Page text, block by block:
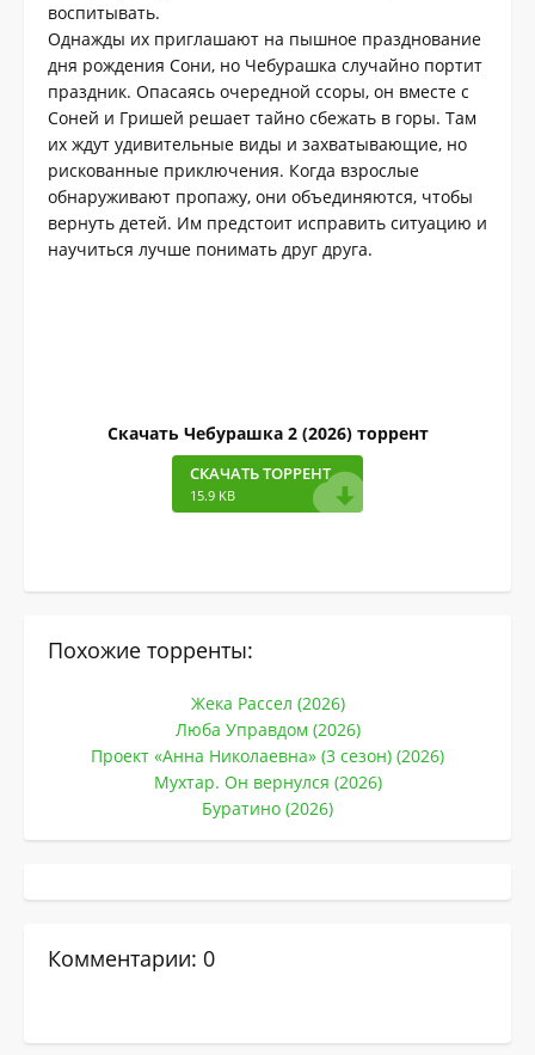
воспитывать.
Однажды их приглашают на пышное празднование
дня рождения Сони, но Чебурашка случайно портит
праздник. Опасаясь очередной ссоры, он вместе с
Соней и Гришей решает тайно сбежать в горы. Там
их ждут удивительные виды и захватывающие, но
рискованные приключения. Когда взрослые
обнаруживают пропажу, они объединяются, чтобы
вернуть детей. Им предстоит исправить ситуацию и
научиться лучше понимать друг друга.
Скачать Чебурашка 2 (2026) торрент
СКАЧАТЬ ТОРРЕНТ
15.9 KB
Похожие торренты:
Жека Рассел (2026)
Люба Управдом (2026)
Проект «Анна Николаевна» (3 сезон) (2026)
Мухтар. Он вернулся (2026)
Буратино (2026)
Комментарии: 0